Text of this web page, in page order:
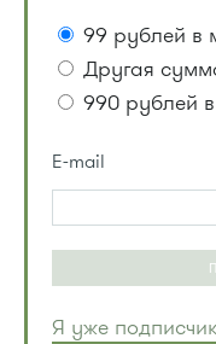
99 рублей в
Другая
990 рублей
E-mail
Я уже подписчик